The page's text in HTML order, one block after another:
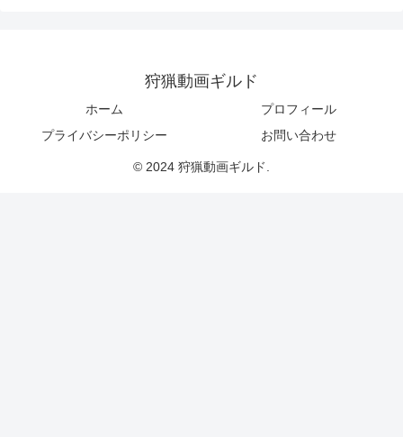
狩猟動画ギルド
ホーム
プロフィール
プライバシーポリシー
お問い合わせ
© 2024 狩猟動画ギルド.